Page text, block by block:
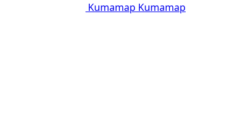
Kumamap Kumamap